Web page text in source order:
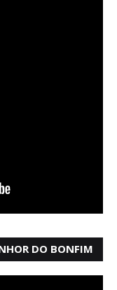
DO BONFIM